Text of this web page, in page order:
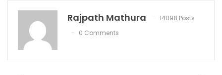
Rajpath Mathura
14098 Posts
0 Comments